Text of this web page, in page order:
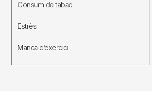
Consum de tabac
Estrès
Manca d’exercici